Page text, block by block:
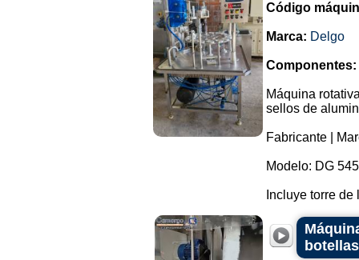
Código
Marca: Delgo
Componentes:
Máquina
sellos de
Fabricante |
Modelo: DG
Incluye torre
botellas